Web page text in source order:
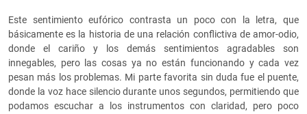
Este sentimiento eufórico contrasta un poco con la letra, que
básicamente es la historia de una relación conflictiva de amor-odio,
donde el cariño y los demás sentimientos agradables son
innegables, pero las cosas ya no están funcionando y cada vez
pesan más los problemas. Mi parte favorita sin duda fue el puente,
donde la voz hace silencio durante unos segundos, permitiendo que
podamos escuchar a los instrumentos con claridad, pero poco